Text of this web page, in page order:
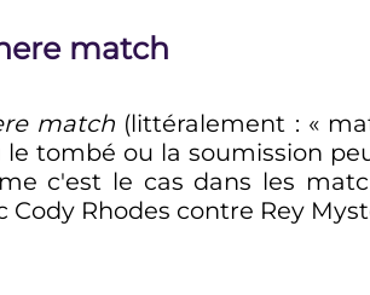
match
match (littéralement : «
tombé ou la soumission
c'est le cas dans les
Cody Rhodes contre Rey